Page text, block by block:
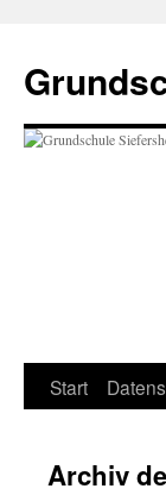
springen
Start
Archiv